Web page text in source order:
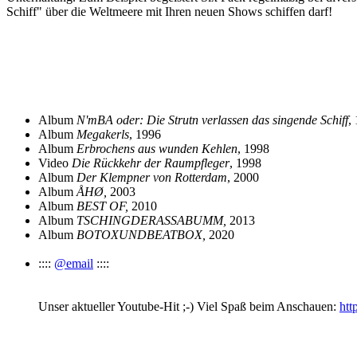
Schiff" über die Weltmeere mit Ihren neuen Shows schiffen darf!
Album N'mBA oder: Die Strutn verlassen das singende Schiff,
Album Megakerls, 1996
Album Erbrochens aus wunden Kehlen, 1998
Video Die Rückkehr der Raumpfleger, 1998
Album Der Klempner von Rotterdam, 2000
Album ÅHØ, 2003
Album BEST OF, 2010
Album TSCHINGDERASSABUMM, 2013
Album BOTOXUNDBEATBOX, 2020
:::: @email ::::
Unser aktueller Youtube-Hit ;-) Viel Spaß beim Anschauen: